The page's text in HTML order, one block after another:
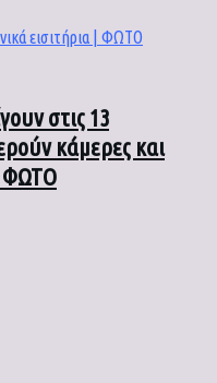
στις 13
κάμερες και
ΦΩΤΟ